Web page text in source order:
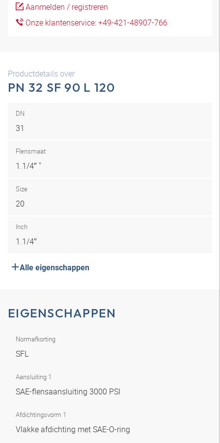
Aanmelden / registreren
Onze klantenservice: +49-421-48907-766
Productdetails over
PN 32 SF 90 L 120
DN
31
Flensmaat
1.1/4″ "
Size
20
Inch
1.1/4″
Alle eigenschappen
EIGENSCHAPPEN
Normafkorting
SFL
Aansluiting 1
SAE-flensaansluiting 3000 PSI
Afdichtingsvorm 1
Vlakke afdichting met SAE-O-ring